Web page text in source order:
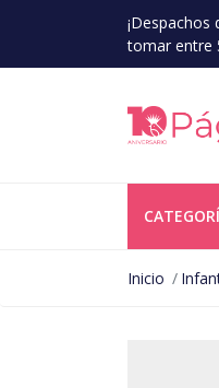
tomar entre
Inicio